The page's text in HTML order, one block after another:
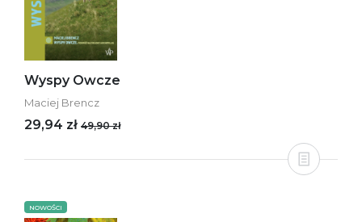
Wyspy Owcze
Maciej Brencz
29,94 zł 49,90 zł
NOWOŚCI